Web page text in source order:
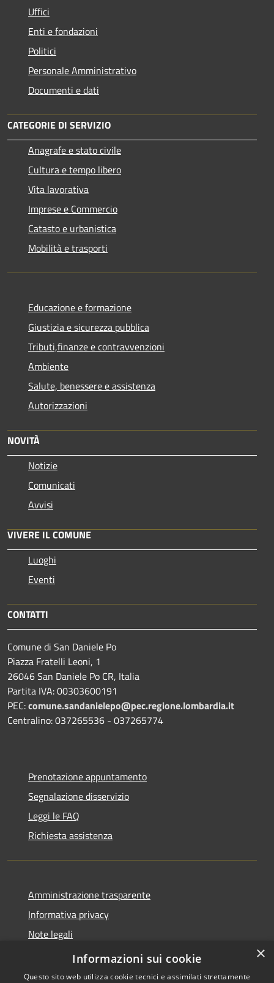
Uffici
Enti e fondazioni
Politici
Personale Amministrativo
Documenti e dati
CATEGORIE DI SERVIZIO
Anagrafe e stato civile
Cultura e tempo libero
Vita lavorativa
Imprese e Commercio
Catasto e urbanistica
Mobilità e trasporti
Educazione e formazione
Giustizia e sicurezza pubblica
Tributi,finanze e contravvenzioni
Ambiente
Salute, benessere e assistenza
Autorizzazioni
NOVITÀ
Notizie
Comunicati
Avvisi
VIVERE IL COMUNE
Luoghi
Eventi
CONTATTI
Comune di San Daniele Po
Piazza Fratelli Leoni, 1
26046 San Daniele Po CR, Italia
Partita IVA: 00303600191
PEC:comune.sandanielepo@pec.regione.lombardia.it
Centralino: 037265536 - 037265774
Prenotazione appuntamento
Segnalazione disservizio
Leggi le FAQ
Richiesta assistenza
Amministrazione trasparente
Informativa privacy
Note legali
Dichiarazione di accessibilità
×
Informazioni sui cookie
Questo sito web utilizza cookie tecnici e assimilati strettamente